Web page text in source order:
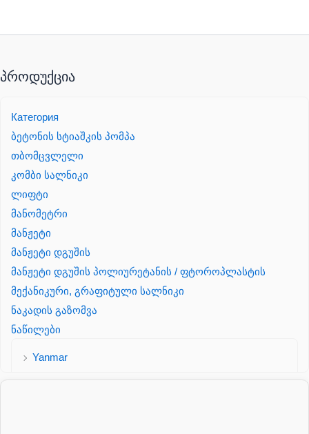
პროდუქცია
Категория
ბეტონის სტიაშკის პომპა
თბომცვლელი
კომბი სალნიკი
ლიფტი
მანომეტრი
მანჟეტი
მანჟეტი დგუშის
მანჟეტი დგუშის პოლიურეტანის / ფტოროპლასტის
მექანიკური, გრაფიტული სალნიკი
ნაკადის გაზომვა
ნაწილები
Yanmar